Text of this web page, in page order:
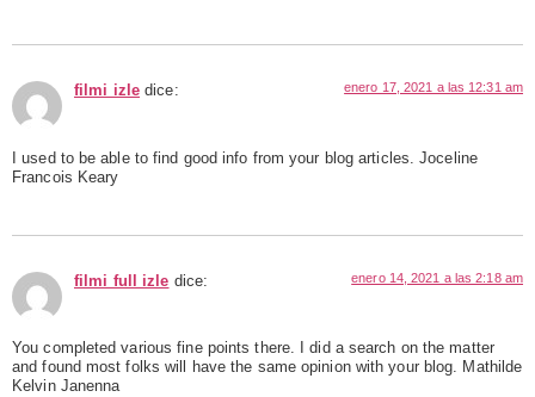
filmi izle dice: enero 17, 2021 a las 12:31 am
I used to be able to find good info from your blog articles. Joceline
Francois Keary
filmi full izle dice: enero 14, 2021 a las 2:18 am
You completed various fine points there. I did a search on the matter
and found most folks will have the same opinion with your blog. Mathilde
Kelvin Janenna